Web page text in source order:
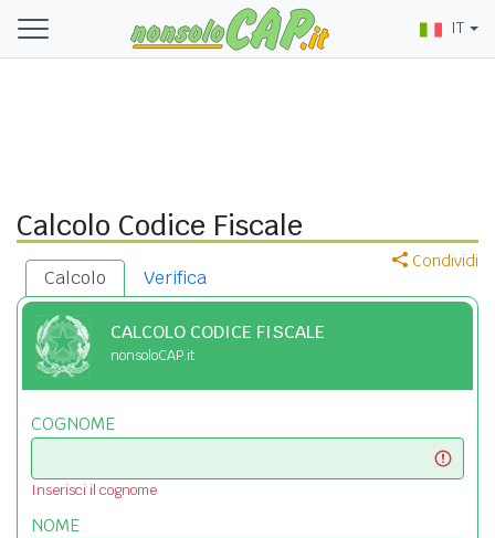
IT
Calcolo Codice Fiscale
Condividi
Calcolo Verifica
CALCOLO CODICE FISCALE
nonsoloCAP.it
COGNOME
Inserisci il cognome
NOME